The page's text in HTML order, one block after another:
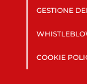
GESTIONE
COOKIE